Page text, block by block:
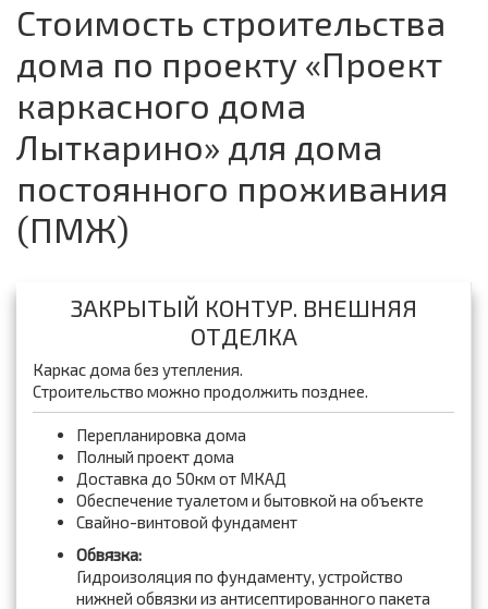
Стоимость строительства
дома по проекту «Проект
каркасного дома
Лыткарино» для дома
постоянного проживания
(ПМЖ)
ЗАКРЫТЫЙ КОНТУР. ВНЕШНЯЯ
ОТДЕЛКА
Каркас дома без утепления.
Строительство можно продолжить позднее.
Перепланировка дома
Полный проект дома
Доставка до 50км от МКАД
Обеспечение туалетом и бытовкой на объекте
Свайно-винтовой фундамент
Обвязка:
Гидроизоляция по фундаменту, устройство
нижней обвязки из антисептированного пакета